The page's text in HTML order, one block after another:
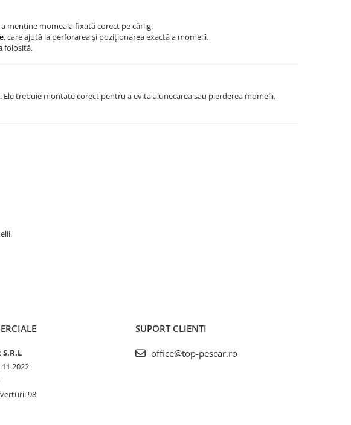
menține momeala fixată corect pe cârlig.
, care ajută la perforarea și poziționarea exactă a momelii.
folosită.
trebuie montate corect pentru a evita alunecarea sau pierderea momelii.
S.R.L
98
SUPORT CLIENTI
office@top-pescar.ro